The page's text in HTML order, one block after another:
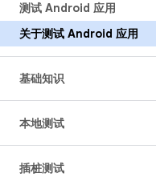
测试 Android 应用
关于测试 Android 应用
基础知识
本地测试
插桩测试